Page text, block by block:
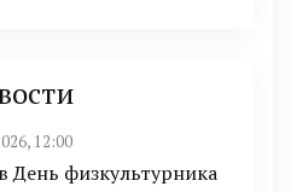
12:00
День физкультурника